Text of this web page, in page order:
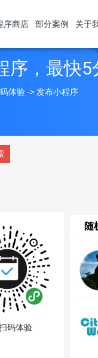
序商店 部分案例 关于
，最快
体验 -> 发布小程序
码体验
随